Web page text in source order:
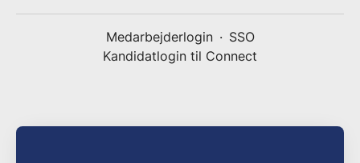
Medarbejderlogin · SSO
Kandidatlogin til Connect